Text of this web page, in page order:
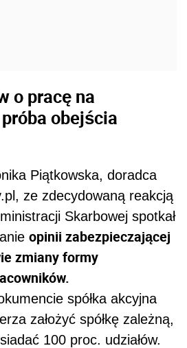
o pracę na
obejścia
Piątkowska, doradca
ze zdecydowaną reakcją
Skarbowej spotkał
opinii zabezpieczającej
zmiany formy
spółka akcyjna
założyć spółkę zależną,
100 proc. udziałów.